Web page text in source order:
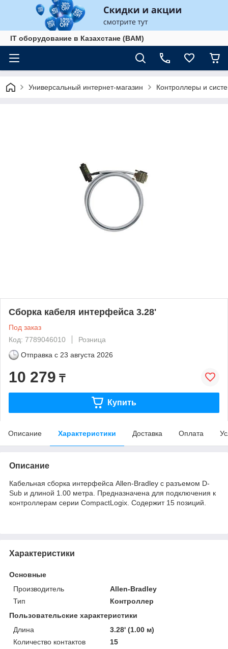
IT оборудование в Казахстане (BAM)
Универсальный интернет-магазин Контроллеры и
Сборка кабеля интерфейса 3.28'
Под заказ
Код: 7789046010
Розница
Отправка с 23 августа 2026
10 279 ₸
Купить
Описание Характеристики Доставка Оплата
Описание
Кабельная сборка интерфейса Allen-Bradley с разъемом D-
Sub и длиной 1.00 метра. Предназначена для подключения к
контроллерам серии CompactLogix. Содержит 15 позиций.
Характеристики
Основные
Производитель
Allen-Bradley
Тип
Контроллер
Пользовательские характеристики
Длина
3.28' (1.00 м)
Количество контактов
15